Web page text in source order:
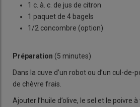
1 c. à. c. de jus de citron
1 paquet de 4 bagels
1/2 concombre (option)
Préparation (5 minutes)
Dans la cuve d’un robot ou d’un cul-
de chèvre frais.
Ajouter l’huile d’olive, le sel et le poivre